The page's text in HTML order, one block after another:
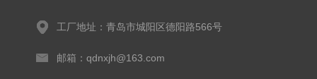
工厂地址：青岛市城阳区德阳路566号
邮箱：qdnxjh@163.com